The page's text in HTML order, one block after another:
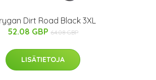
Dirt Road Black 3XL
52.08 GBP 64.08 GBP
LISÄTIETOJA